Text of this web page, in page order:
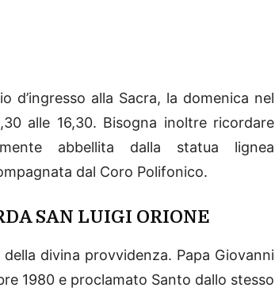
d’ingresso alla Sacra, la domenica nel
alle 16,30. Bisogna inoltre ricordare
abbellita dalla statua lignea
dal Coro Polifonico.
SAN LUIGI ORIONE
divina provvidenza. Papa Giovanni
1980 e proclamato Santo dallo stesso